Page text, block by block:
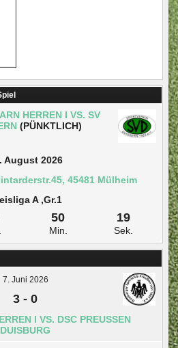
HERREN I VS. SV
(PÜNKTLICH)
August 2026
45481 Mülheim
A ,Gr.1
50
Min.
19
Sek.
7. Juni 2026
3 - 0
I VS. DSC PREUSSEN D
UISBURG